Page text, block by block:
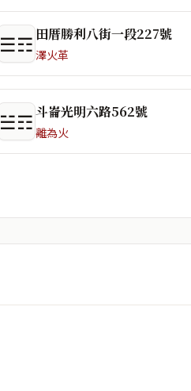
☰☶ 田厝勝利八街一段227號
澤火革
☱☶斗崙光明六路562號
離為火